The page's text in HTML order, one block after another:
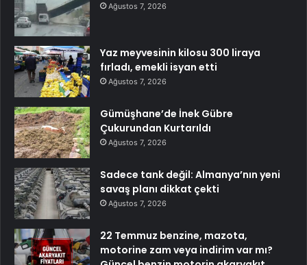
Ağustos 7, 2026
Yaz meyvesinin kilosu 300 liraya
fırladı, emekli isyan etti
Ağustos 7, 2026
Gümüşhane’de İnek Gübre
Çukurundan Kurtarıldı
Ağustos 7, 2026
Sadece tank değil: Almanya’nın yeni
savaş planı dikkat çekti
Ağustos 7, 2026
22 Temmuz benzine, mazota,
motorine zam veya indirim var mı?